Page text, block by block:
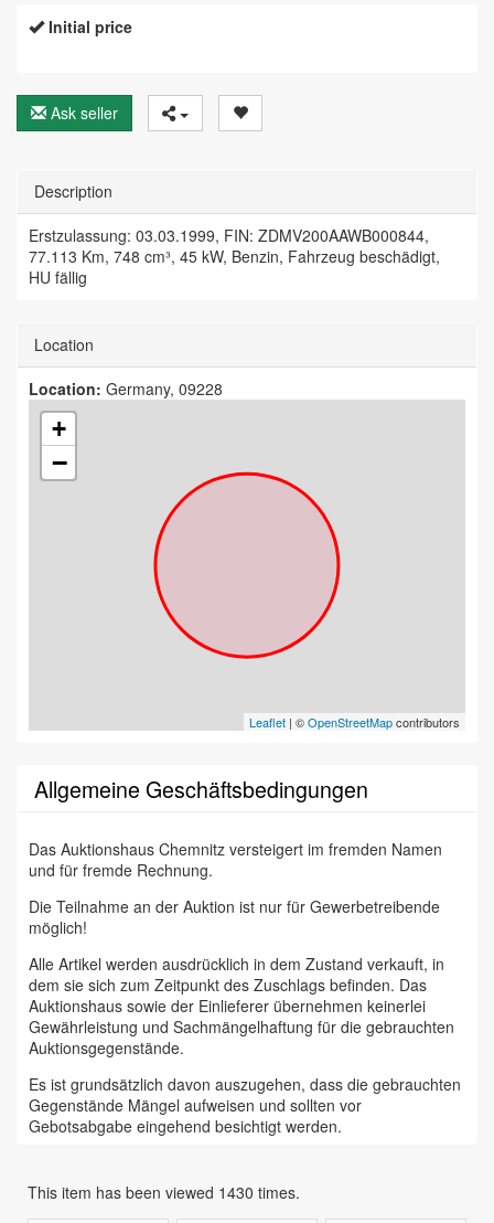
Initial price
Ask seller
Description
Erstzulassung: 03.03.1999, FIN: ZDMV200AAWB000844,
77.113 Km, 748 cm³, 45 kW, Benzin, Fahrzeug beschädigt,
HU fällig
Location
Location: Germany, 09228
+
−
Leaflet | ©OpenStreetMapcontributors
Allgemeine Geschäftsbedingungen
Das Auktionshaus Chemnitz versteigert im fremden Namen
und für fremde Rechnung.
Die Teilnahme an der Auktion ist nur für Gewerbetreibende
möglich!
Alle Artikel werden ausdrücklich in dem Zustand verkauft, in
dem sie sich zum Zeitpunkt des Zuschlags befinden. Das
Auktionshaus sowie der Einlieferer übernehmen keinerlei
Gewährleistung und Sachmängelhaftung für die gebrauchten
Auktionsgegenstände.
Es ist grundsätzlich davon auszugehen, dass die gebrauchten
Gegenstände Mängel aufweisen und sollten vor
Gebotsabgabe eingehend besichtigt werden.
dass sämtliche zum Verkauf stehende Artikel ungeprüft sind.
Bei allen zum Verkauf stehenden Fahrzeugen und Maschinen
This item has been viewed 1430 times.